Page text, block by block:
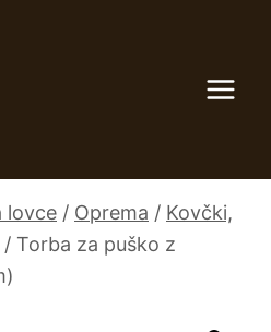
lovce / Oprema / Kovčki,
/ Torba za puško z